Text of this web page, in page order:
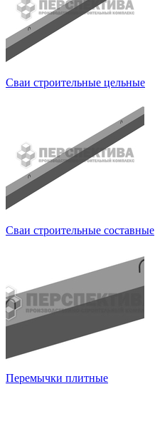
Сваи строительные цельные
Сваи строительные составные
Перемычки плитные